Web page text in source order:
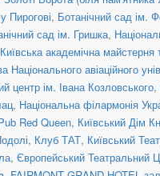
Пирогові, Ботанічний сад ім.
сад ім. Гришка,
Київська академічна майстерня
авіаційного
центр ім. Івана Козловського,
, Національна філармонія
Red Queen, Київський Дім
, Клуб ТАТ, Київський
, Європейський Театральний